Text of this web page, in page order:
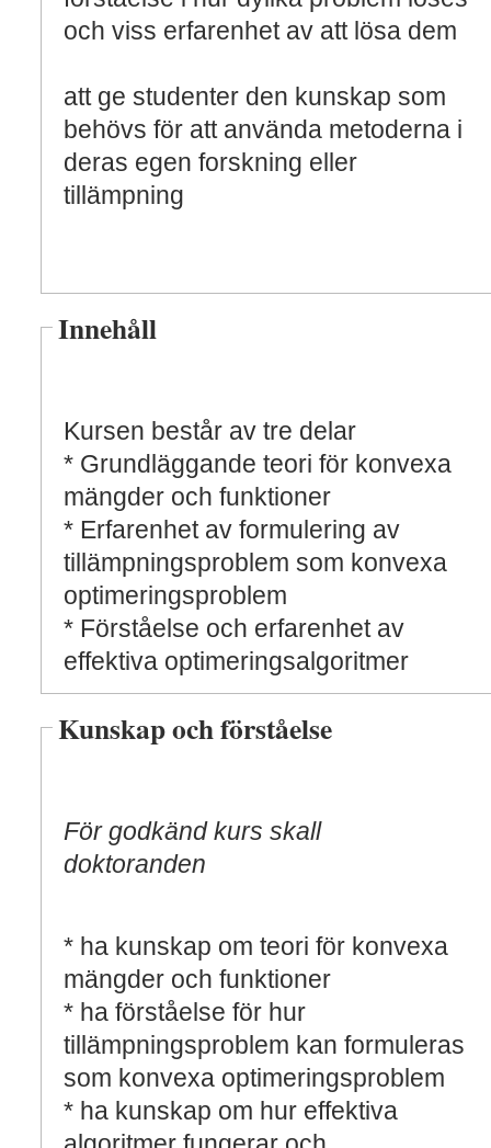
och viss erfarenhet av att lösa dem
att ge studenter den kunskap som
behövs för att använda metoderna i
deras egen forskning eller
tillämpning
Innehåll
Kursen består av tre delar
* Grundläggande teori för konvexa
mängder och funktioner
* Erfarenhet av formulering av
tillämpningsproblem som konvexa
optimeringsproblem
* Förståelse och erfarenhet av
effektiva optimeringsalgoritmer
Kunskap och förståelse
För godkänd kurs skall
doktoranden
* ha kunskap om teori för konvexa
mängder och funktioner
* ha förståelse för hur
tillämpningsproblem kan formuleras
som konvexa optimeringsproblem
* ha kunskap om hur effektiva